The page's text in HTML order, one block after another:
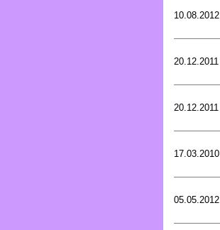
10.08.2012
20.12.2011
20.12.2011
17.03.2010
05.05.2012